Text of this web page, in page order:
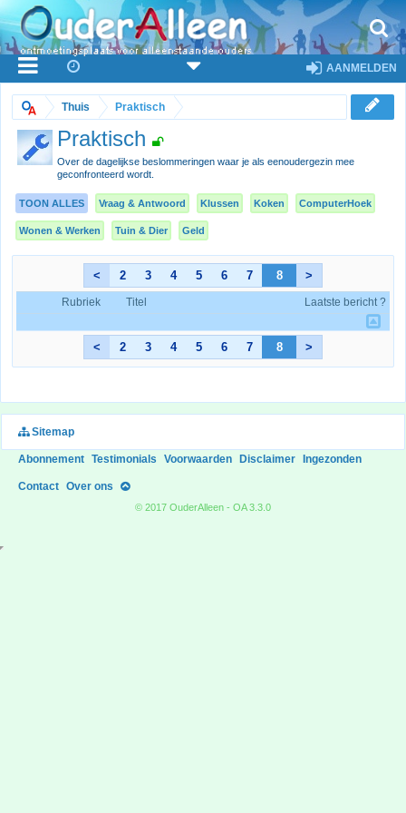
AANMELDEN
Thuis Praktisch
Praktisch
Over de dagelijkse beslommeringen waar je als eenoudergezin mee
geconfronteerd wordt.
TOON ALLES Vraag & Antwoord Klussen Koken ComputerHoek
Wonen & Werken Tuin & Dier Geld
< 2 3 4 5 6 7 8 >
Rubriek Titel Laatste bericht ?
< 2 3 4 5 6 7 8 >
Sitemap
Abonnement Testimonials Voorwaarden Disclaimer Ingezonden
Contact Over ons
© 2017 OuderAlleen - OA 3.3.0